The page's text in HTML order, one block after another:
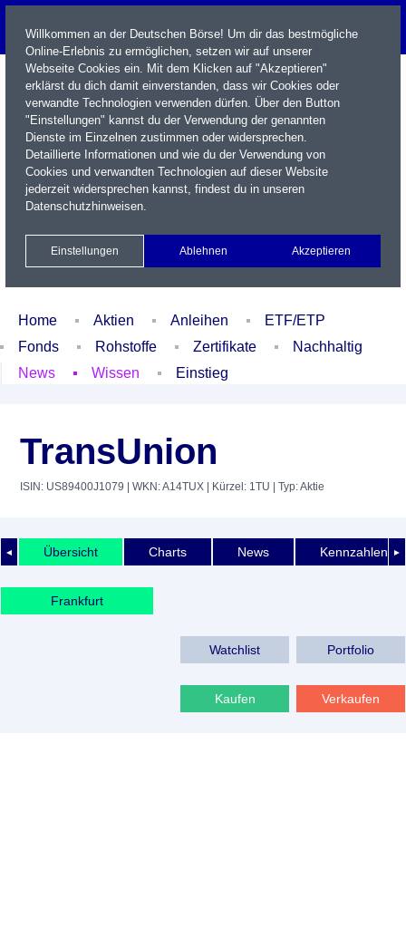
Name / WKN / ISIN / Kürzel
Xetra Realtime
Watchlist Portfolio Login
Home Aktien Anleihen
ETF/ETP
Fonds
Rohstoffe Zertifikate
Nachhaltig
News
Wissen Einstieg
TransUnion
ISIN: US89400J1079 | WKN: A14TUX | Kürzel: 1TU | Typ: Aktie
◄ ►
Übersicht Charts News Kennzahlen
Frankfurt
Watchlist Portfolio
Kaufen Verkaufen
Willkommen an der Deutschen Börse! Um dir das bestmögliche
Online-Erlebnis zu ermöglichen, setzen wir auf unserer
Webseite Cookies ein. Mit dem Klicken auf "Akzeptieren"
erklärst du dich damit einverstanden, dass wir Cookies oder
verwandte Technologien verwenden dürfen. Über den Button
"Einstellungen" kannst du der Verwendung der genannten
Dienste im Einzelnen zustimmen oder widersprechen.
Detaillierte Informationen und wie du der Verwendung von
Cookies und verwandten Technologien auf dieser Website
jederzeit widersprechen kannst, findest du in unseren
Datenschutzhinweisen.
Einstellungen Ablehnen Akzeptieren